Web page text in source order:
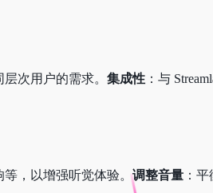
次用户的需求。 集成性 ：与
等，以增强听觉体验。调整音量 ：